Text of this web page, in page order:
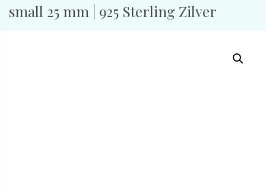
small 25 mm | 925 Sterling Zilver